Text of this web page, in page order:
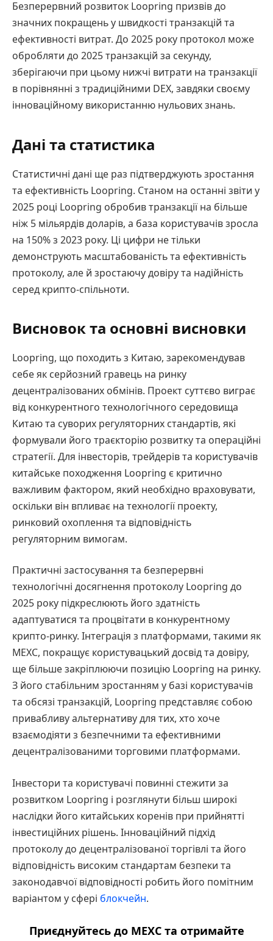
Безперервний розвиток Loopring призвів до
значних покращень у швидкості транзакцій та
ефективності витрат. До 2025 року протокол може
обробляти до 2025 транзакцій за секунду,
зберігаючи при цьому нижчі витрати на транзакції
в порівнянні з традиційними DEX, завдяки своєму
інноваційному використанню нульових знань.
Дані та статистика
Статистичні дані ще раз підтверджують зростання
та ефективність Loopring. Станом на останні звіти у
2025 році Loopring обробив транзакції на більше
ніж 5 мільярдів доларів, а база користувачів зросла
на 150% з 2023 року. Ці цифри не тільки
демонструють масштабованість та ефективність
протоколу, але й зростаючу довіру та надійність
серед крипто-спільноти.
Висновок та основні висновки
Loopring, що походить з Китаю, зарекомендував
себе як серйозний гравець на ринку
децентралізованих обмінів. Проект суттєво виграє
від конкурентного технологічного середовища
Китаю та суворих регуляторних стандартів, які
формували його траєкторію розвитку та операційні
стратегії. Для інвесторів, трейдерів та користувачів
китайське походження Loopring є критично
важливим фактором, який необхідно враховувати,
оскільки він впливає на технології проекту,
ринковий охоплення та відповідність
регуляторним вимогам.
Практичні застосування та безперервні
технологічні досягнення протоколу Loopring до
2025 року підкреслюють його здатність
адаптуватися та процвітати в конкурентному
крипто-ринку. Інтеграція з платформами, такими як
MEXC, покращує користувацький досвід та довіру,
ще більше закріплюючи позицію Loopring на ринку.
З його стабільним зростанням у базі користувачів
та обсязі транзакцій, Loopring представляє собою
привабливу альтернативу для тих, хто хоче
взаємодіяти з безпечними та ефективними
децентралізованими торговими платформами.
Інвестори та користувачі повинні стежити за
розвитком Loopring і розглянути більш широкі
наслідки його китайських коренів при прийнятті
інвестиційних рішень. Інноваційний підхід
протоколу до децентралізованої торгівлі та його
відповідність високим стандартам безпеки та
законодавчої відповідності робить його помітним
варіантом у сфері блокчейн.
Приєднуйтесь до MEXC та отримайте